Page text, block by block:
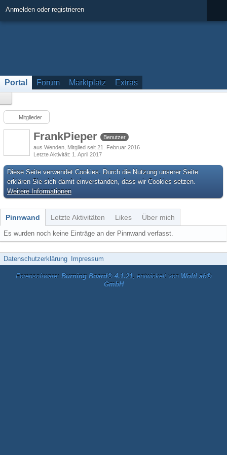
Anmelden oder registrieren
Portal Forum Marktplatz Extras
Mitglieder
FrankPieper
Benutzer
aus Wenden Mitglied seit 21. Februar 2016
Letzte Aktivität 1. April 2017
Diese Seite verwendet Cookies. Durch die Nutzung unserer Seite
erklären Sie sich damit einverstanden, dass wir Cookies setzen.
Weitere Informationen
Pinnwand Letzte Aktivitäten Likes Über mich
Es wurden noch keine Einträge an der Pinnwand verfasst.
Datenschutzerklärung Impressum
Forensoftware: Burning Board® 4.1.21, entwickelt von WoltLab®
GmbH